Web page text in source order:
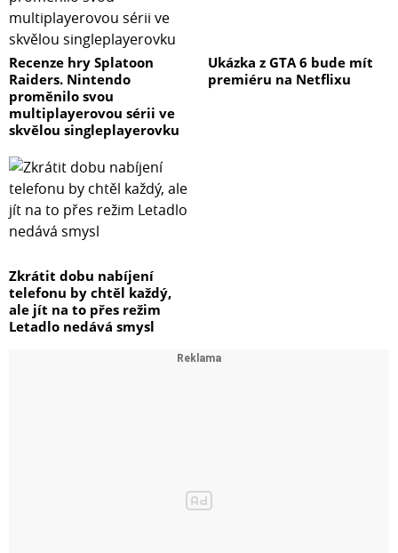
Recenze hry Splatoon
Raiders. Nintendo
proměnilo svou
multiplayerovou sérii ve
skvělou singleplayerovku
Ukázka z GTA 6 bude mít
premiéru na Netflixu
Zkrátit dobu nabíjení
telefonu by chtěl každý,
ale jít na to přes režim
Letadlo nedává smysl